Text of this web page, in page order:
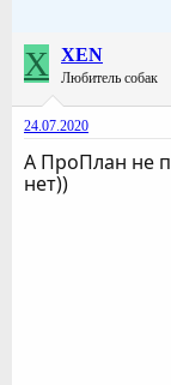
X XEN
Любитель собак
24.07.2020
А ПроПлан не
нет))